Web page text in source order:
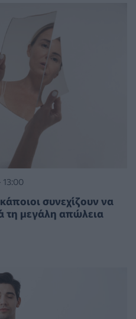
συνεχίζουν να
τη μεγάλη απώλεια